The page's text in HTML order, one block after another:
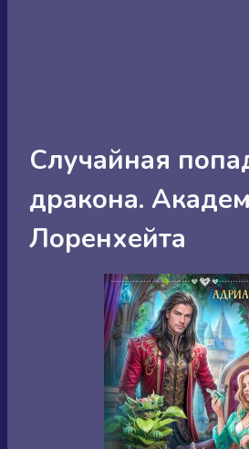
Случайная
дракона.
Лоренхейта